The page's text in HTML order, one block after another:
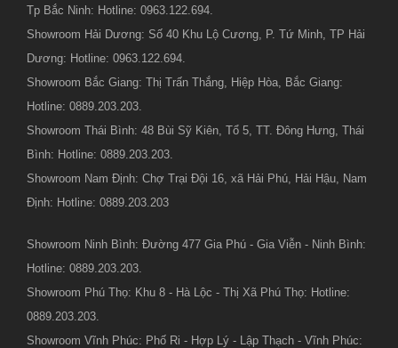
Tp Bắc Ninh: Hotline: 0963.122.694.
Showroom Hải Dương: Số 40 Khu Lộ Cương, P. Tứ Minh, TP Hải
Dương: Hotline: 0963.122.694.
Showroom Bắc Giang: Thị Trấn Thắng, Hiệp Hòa, Bắc Giang:
Hotline: 0889.203.203.
Showroom Thái Bình: 48 Bùi Sỹ Kiên, Tổ 5, TT. Đông Hưng, Thái
Bình: Hotline: 0889.203.203.
Showroom Nam Định: Chợ Trại Đội 16, xã Hải Phú, Hải Hậu, Nam
Định: Hotline: 0889.203.203
Showroom Ninh Bình: Đường 477 Gia Phú - Gia Viễn - Ninh Bình:
Hotline: 0889.203.203.
Showroom Phú Thọ: Khu 8 - Hà Lộc - Thị Xã Phú Thọ: Hotline:
0889.203.203.
Showroom Vĩnh Phúc: Phố Ri - Hợp Lý - Lập Thạch - Vĩnh Phúc: